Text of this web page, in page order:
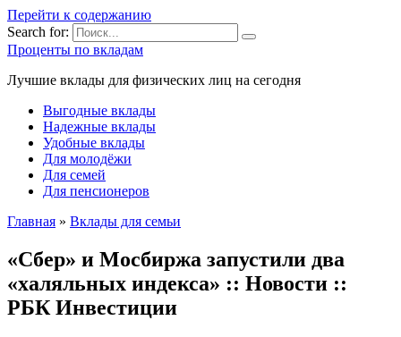
Перейти к содержанию
Search for:
Проценты по вкладам
Лучшие вклады для физических лиц на сегодня
Выгодные вклады
Надежные вклады
Удобные вклады
Для молодёжи
Для семей
Для пенсионеров
Главная » Вклады для семьи
«Сбер» и Мосбиржа запустили два
«халяльных индекса» :: Новости ::
РБК Инвестиции